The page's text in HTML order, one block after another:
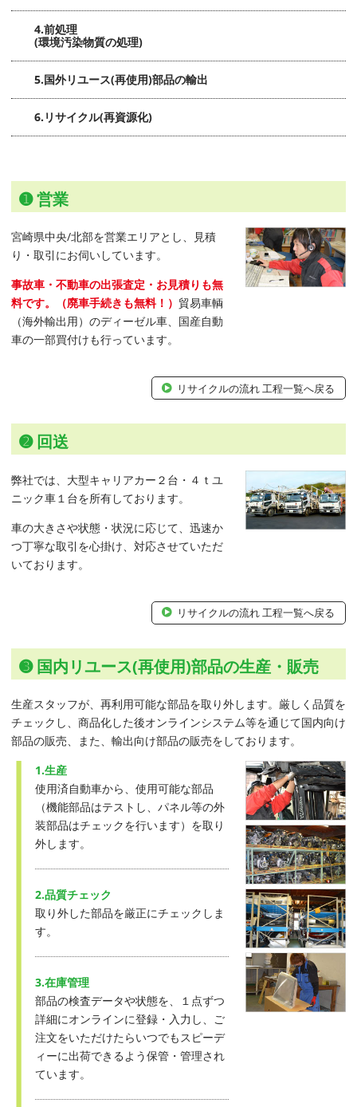
4.前処理
(環境汚染物質の処理)
5.国外リユース(再使用)部品の輸出
6.リサイクル(再資源化)
➊ 営業
宮崎県中央/北部を営業エリアとし、見積
り・取引にお伺いしています。
事故車・不動車の出張査定・お見積りも無
料です。（廃車手続きも無料！） 貿易車輌
（海外輸出用）のディーゼル車、国産自動
車の一部買付けも行っています。
リサイクルの流れ 工程一覧へ戻る
➋ 回送
弊社では、大型キャリアカー２台・４ｔユ
ニック車１台を所有しております。
車の大きさや状態・状況に応じて、迅速か
つ丁寧な取引を心掛け、対応させていただ
いております。
リサイクルの流れ 工程一覧へ戻る
➌ 国内リユース(再使用)部品の生産・販売
生産スタッフが、再利用可能な部品を取り外します。厳しく品質を
チェックし、商品化した後オンラインシステム等を通じて国内向け
部品の販売、また、輸出向け部品の販売をしております。
1.生産
使用済自動車から、使用可能な部品
（機能部品はテストし、パネル等の外
装部品はチェックを行います）を取り
外します。
2.品質チェック
取り外した部品を厳正にチェックしま
す。
3.在庫管理
部品の検査データや状態を、１点ずつ
詳細にオンラインに登録・入力し、ご
注文をいただけたらいつでもスピーデ
ィーに出荷できるよう保管・管理され
ています。